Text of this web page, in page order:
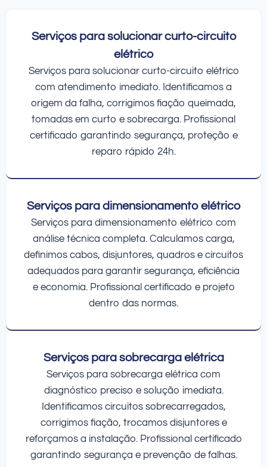
Serviços para solucionar curto-circuito
elétrico
Serviços para solucionar curto-circuito elétrico
com atendimento imediato. Identificamos a
origem da falha, corrigimos fiação queimada,
tomadas em curto e sobrecarga. Profissional
certificado garantindo segurança, proteção e
reparo rápido 24h.
Serviços para dimensionamento elétrico
Serviços para dimensionamento elétrico com
análise técnica completa. Calculamos carga,
definimos cabos, disjuntores, quadros e circuitos
adequados para garantir segurança, eficiência
e economia. Profissional certificado e projeto
dentro das normas.
Serviços para sobrecarga elétrica
Serviços para sobrecarga elétrica com
diagnóstico preciso e solução imediata.
Identificamos circuitos sobrecarregados,
corrigimos fiação, trocamos disjuntores e
reforçamos a instalação. Profissional certificado
garantindo segurança e prevenção de falhas.